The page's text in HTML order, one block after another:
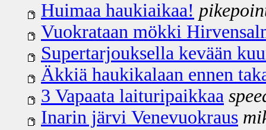
Huimaa haukiaikaa!
Vuokrataan mökki
Supertarjouksella kevään
Äkkiä haukikalaan ennen
3 Vapaata laituripaikkaa
Inarin järvi Venevuokraus